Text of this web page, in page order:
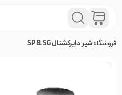
فروشگاهشیر دایرکشنال SP & SG